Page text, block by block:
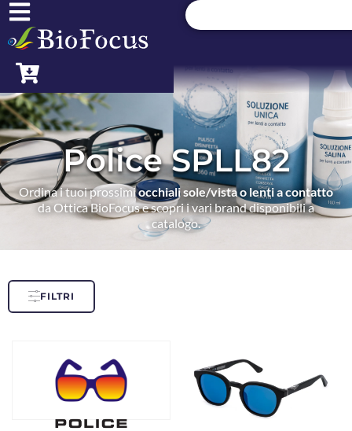
Police SPLL82
Ordina i tuoi prossimiocchiali sole/vista o lenti a contatto
da Ottica BioFocus e scopri i vari brand disponibili a
catalogo.
FILTRI